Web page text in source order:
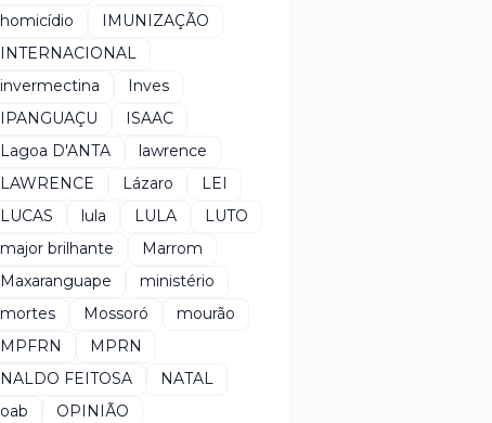
homicídio
IMUNIZAÇÃO
INTERNACIONAL
invermectina
Inves
IPANGUAÇU
ISAAC
Lagoa D'ANTA
lawrence
LAWRENCE
Lázaro
LEI
LUCAS
lula LULA
LUTO
major brilhante
Marrom
Maxaranguape
ministério
mortes
Mossoró
mourão
MPFRN
MPRN
NALDO FEITOSA
NATAL
oab
OPINIÃO